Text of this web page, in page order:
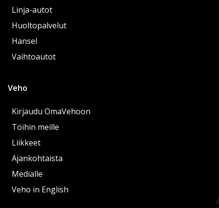
Linja-autot
Huoltopalvelut
Hansel
Vaihtoautot
Veho
Kirjaudu OmaVehoon
Töihin meille
Liikkeet
Ajankohtaista
Medialle
Veho in English